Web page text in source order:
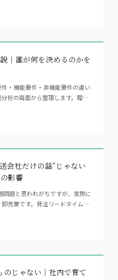
｜誰が何を決めるのかを
・機能要件・非機能要件の違い
担の両面から整理します。曖昧
会社だけの話”じゃない
影響
問題と思われがちですが、実際に
売業です。発注リードタイムや
のじゃない｜社内で育て